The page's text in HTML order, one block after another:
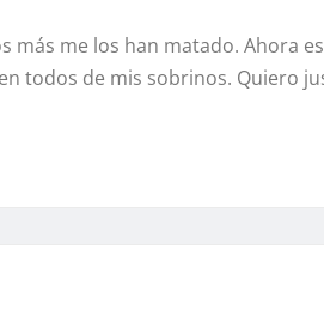
más me los han matado. Ahora
todos de mis sobrinos. Quiero